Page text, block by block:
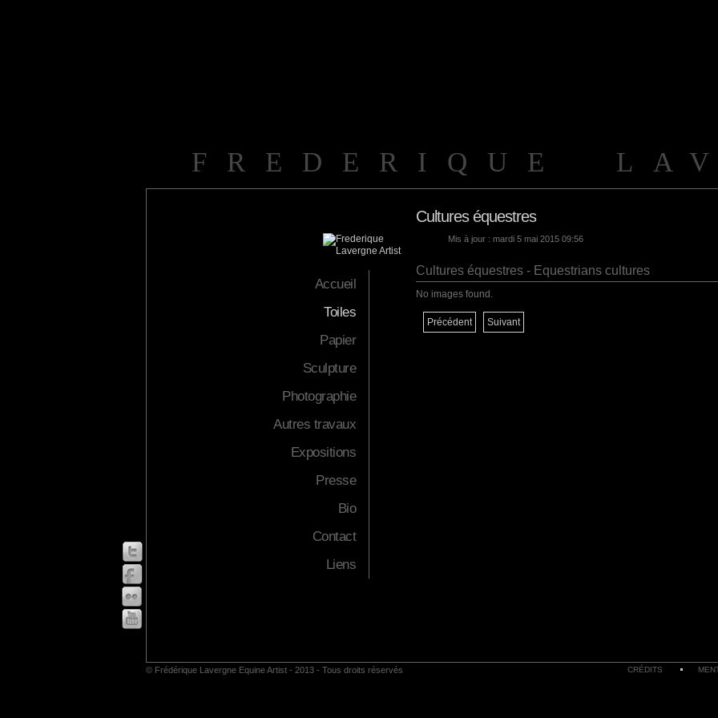
FREDERIQUE
Accueil
Toiles
Papier
Sculpture
Photographie
Autres travaux
Expositions
Presse
Bio
Contact
Liens
Cultures équestres
Mis à jour : mardi 5 mai 2015 09:56
Cultures équestres - Equestrians cultures
No images found.
Précédent Suivant
CRÉDITS
© Frédérique Lavergne Equine Artist - 2013 - Tous droits réservés